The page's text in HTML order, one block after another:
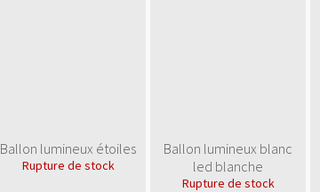
Ballon lumineux étoiles
Rupture de stock
Ballon lumineux blanc
led blanche
Rupture de stock